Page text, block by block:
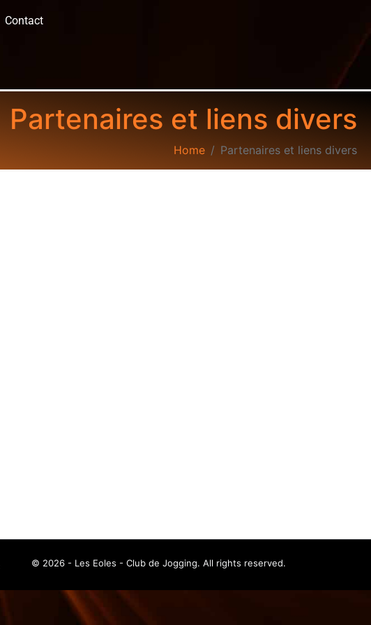
Contact
Partenaires et liens divers
Home Partenaires et liens divers
© 2026 - Les Eoles - Club de Jogging. All rights reserved.